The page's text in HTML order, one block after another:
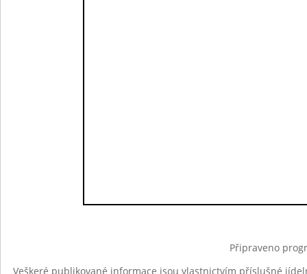
Připraveno
Veškeré publikované informace jsou vlastnictvím příslušné